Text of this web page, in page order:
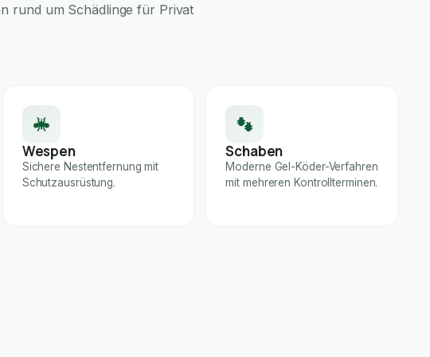
rund um Schädlinge für Privat
Wespen
Sichere Nestentfernung mit
Schutzausrüstung.
Schaben
Moderne Gel-Köder-Verfahren
mit mehreren Kontrollterminen.